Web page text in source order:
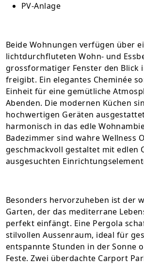
PV-Anlage
Beide Wohnungen verfügen über
lichtdurchfluteten Wohn- und
grossformatiger Fenster den Blick
freigibt. Ein elegantes Cheminée
Einheit für eine gemütliche
Abenden. Die modernen Küchen
hochwertigen Geräten
harmonisch in das edle
Badezimmer sind wahre Wellness
geschmackvoll gestaltet mit edlen
ausgesuchten
Besonders hervorzuheben ist der
Garten, der das mediterrane
perfekt einfängt. Eine Pergola
stilvollen Aussenraum, ideal für
entspannte Stunden in der Sonne
Feste. Zwei überdachte Carport